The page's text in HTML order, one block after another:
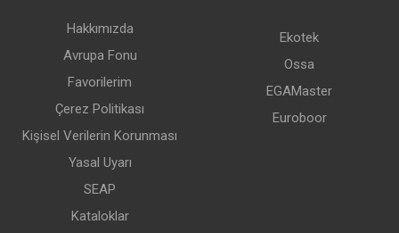
Hakkımızda
Avrupa Fonu
Favorilerim
Çerez Politikası
Kişisel Verilerin Korunması
Yasal Uyarı
SEAP
Kataloklar
Ekotek
Ossa
EGAMaster
Euroboor